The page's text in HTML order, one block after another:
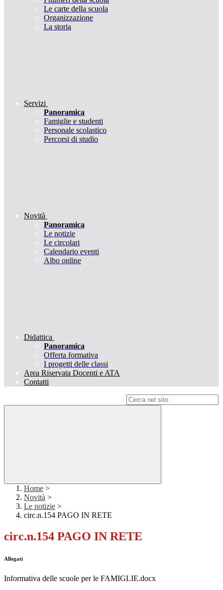
Le carte della scuola
Organizzazione
La storia
Servizi
Panoramica
Famiglie e studenti
Personale scolastico
Percorsi di studio
Novità
Panoramica
Le notizie
Le circolari
Calendario eventi
Albo online
Didattica
Panoramica
Offerta formativa
I progetti delle classi
Area Riservata Docenti e ATA
Contatti
Home >
Novità >
Le notizie >
circ.n.154 PAGO IN RETE
circ.n.154 PAGO IN RETE
Allegati
Informativa delle scuole per le FAMIGLIE.docx